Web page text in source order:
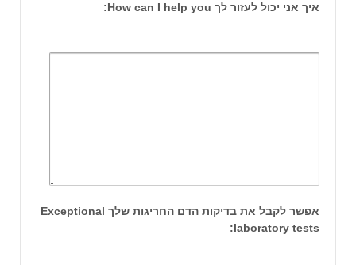
איך אני יכול לעזור לך How can I help you:
אפשר לקבל את בדיקות הדם החריגות שלך Exceptional
laboratory tests: